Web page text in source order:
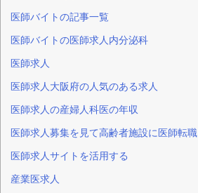
医師バイトの記事一覧
医師バイトの医師求人内分泌科
医師求人
医師求人大阪府の人気のある求人
医師求人の産婦人科医の年収
医師求人募集を見て高齢者施設に医師転職
医師求人サイトを活用する
産業医求人